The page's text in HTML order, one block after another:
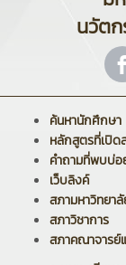
นวัต
ค้นหานักศึกษา
หลักสูตรที่เปิด
คำถามที่พบบ่อ
เว็บลิงค์
สภามหาวิทยา
สภาวิชาการ
สภาคณาจารย์